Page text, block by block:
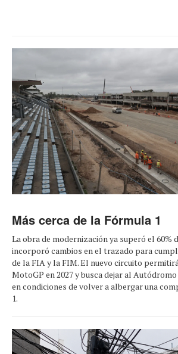
Más cerca de la Fórmula 1
La obra de modernización ya superó el 60%
incorporó cambios en el trazado para
de la FIA y la FIM. El nuevo circuito
MotoGP en 2027 y busca dejar al Autódromo
en condiciones de volver a albergar una
1.